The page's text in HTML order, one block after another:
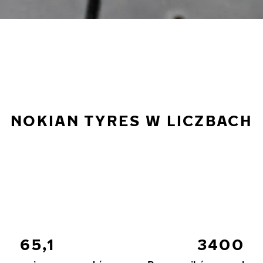
NOKIAN TYRES W LICZBACH
65,1 3400